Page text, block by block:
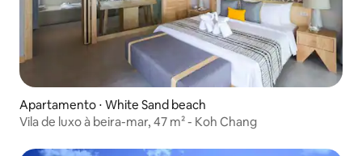
Apartamento ⋅ White Sand beach
Vila de luxo à beira-mar, 47 m² - Koh Chang